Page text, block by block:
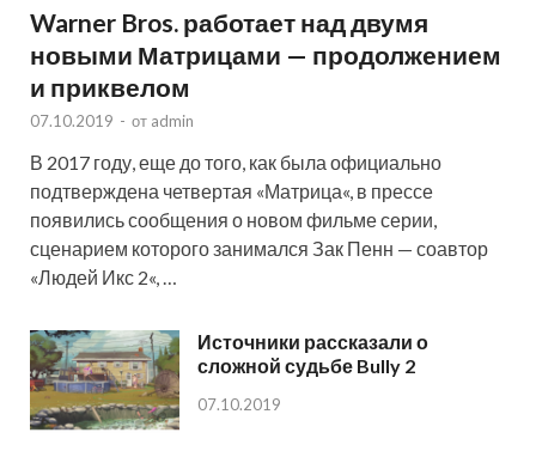
Warner Bros. работает над двумя
новыми Матрицами — продолжением
и приквелом
07.10.2019 - от admin
В 2017 году, еще до того, как была официально
подтверждена четвертая «Матрица«, в прессе
появились сообщения о новом фильме серии,
сценарием которого занимался Зак Пенн — соавтор
«Людей Икс 2«, …
Источники рассказали о
сложной судьбе Bully 2
07.10.2019